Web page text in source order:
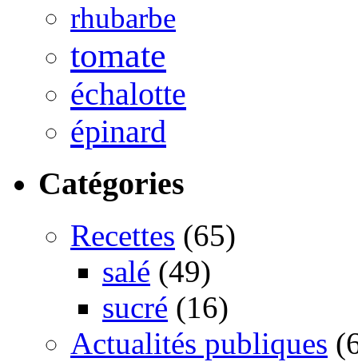
rhubarbe
tomate
échalotte
épinard
Catégories
Recettes (65)
salé (49)
sucré (16)
Actualités publiques